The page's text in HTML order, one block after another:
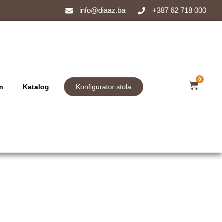
info@diaaz.ba +387 62 718 000
Katalog Konfigurator stola
0